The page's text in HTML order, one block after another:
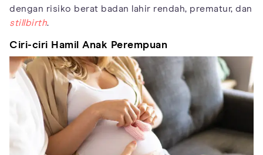
dengan risiko berat badan lahir rendah, prematur, dan
stillbirth.
Ciri-ciri Hamil Anak Perempuan